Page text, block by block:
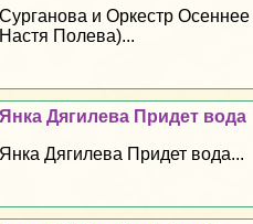
Сурганова и Оркестр
Настя Полева)...
Янка Дягилева Придет вода
Янка Дягилева Придет вода...